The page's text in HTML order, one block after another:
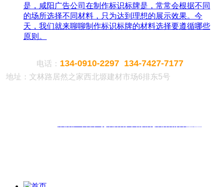
是，咸阳广告公司在制作标识标牌是，常常会根据不同
的场所选择不同材料，只为达到理想的展示效果。今
天，我们就来聊聊制作标识标牌的材料选择要遵循哪些
原则。
电话： 134-0910-2297 134-7427-7177
地址：文林路居然之家西北塬建材市场6排东5号